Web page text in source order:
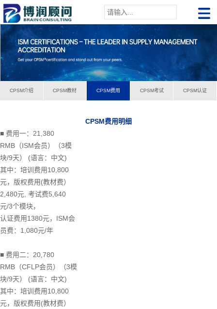
CPSM介绍 CPSM教材 CPSM费用 CPSM考试 CPSM认证
CPSM费用明细
■ 费用一：21,380
RMB（ISM会员）（3模
块/9天） (语言：中文)
其中：培训费用10,800
元，版权费用(教材费）
2,480元, 考试费5,640
元/3个模块，
认证费用1380元，ISM会
员费：1,080元/年
■ 费用二：20,780
RMB（CFLP会员）（3模
块/9天） (语言：中文)
其中：培训费用10,800
元，版权费用(教材费）